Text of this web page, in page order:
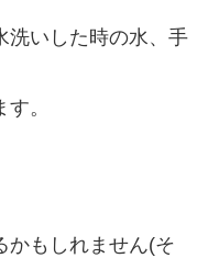
洗いした時の水、手
。
かもしれません(そ